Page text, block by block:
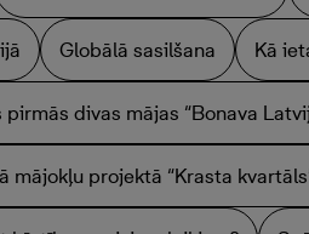
Globālā sasilšana Kā
divas mājas “Bonava
mājokļu projektā “Krasta